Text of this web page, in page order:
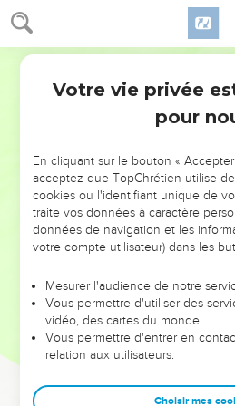
NE MANQUEZ PAS
DE
ET SI LEURS ERREURS
VOTRES ?
leur foi ou leur vision. Mais on voit
et les saisons difficiles qu'ils ont
sont elles qui les ont
Dans cette conférence, leaders,
clés pour avancer avec plus de
Votre vie privée
pour
En cliquant sur le bouton «
acceptez que TopChrétien utilise
cookies ou l'identifiant unique de
traite vos données à caractère
données de navigation et les
votre compte utilisateur) dans les
Mesurer l'audience de notre
Vous permettre d'utiliser des
vidéo, des cartes du monde…
Vous permettre d'entrer en
relation aux utilisateurs.
Choisir mes